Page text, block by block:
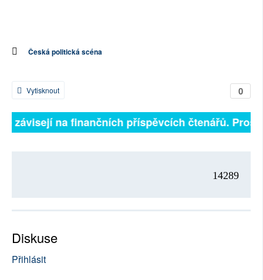
Česká politická scéna
0
Vytisknout
závisejí na finančních příspěvcích čtenářů.
14289
Diskuse
Přihlásit